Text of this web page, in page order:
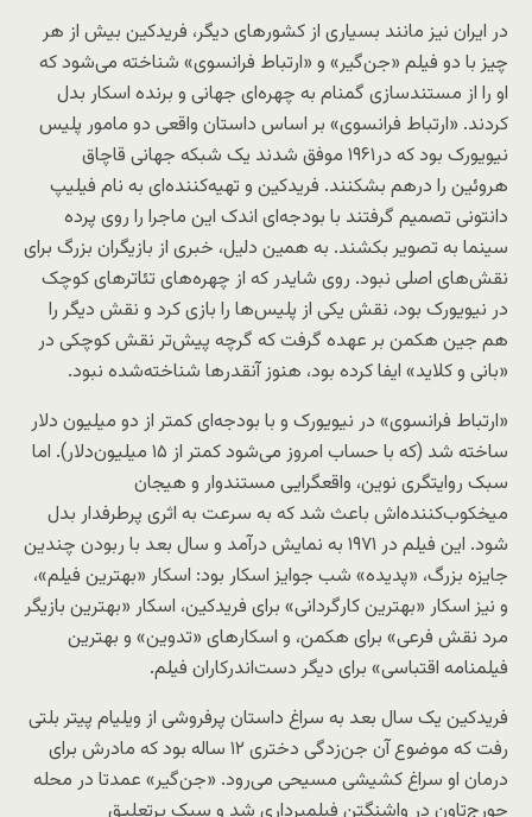
در ایران نیز مانند بسیاری از کشورهای دیگر، فریدکین بیش از هر
چیز با دو فیلم «جن‌گیر» و «ارتباط فرانسوی» شناخته می‌شود که
او را از مستندسازی گمنام به چهره‌ای جهانی و برنده اسکار بدل
کردند. «ارتباط فرانسوی» بر اساس داستان واقعی دو مامور پلیس
نیویورک بود که در۱۹۶۱ موفق شدند یک شبکه جهانی قاچاق
هروئین را درهم بشکنند. فریدکین و تهیه‌کننده‌‌ای به نام فیلیپ
دانتونی تصمیم گرفتند با بودجه‌ای اندک این ماجرا را روی پرده
سینما به تصویر بکشند. به همین دلیل، خبری از بازیگران بزرگ برای
نقش‌های اصلی نبود. روی شایدر که از چهره‌های تئاترهای کوچک
در نیویورک بود، نقش یکی از پلیس‌ها را بازی کرد و نقش دیگر را
هم جین هکمن بر عهده گرفت که گرچه پیش‌تر نقش کوچکی در
«بانی و کلاید» ایفا کرده بود، هنوز آنقدرها شناخته‌شده نبود.
«ارتباط فرانسوی» در نیویورک و با بودجه‌ای کمتر از دو میلیون دلار
ساخته شد (که با حساب امروز می‌شود کمتر از ۱۵ میلیون‌دلار). اما
سبک روایتگری نوین، واقعگرایی مستندوار و هیجان
میخکوب‌‌کننده‌اش باعث شد که به سرعت به اثری پرطرفدار بدل
شود. این فیلم در ۱۹۷۱ به نمایش درآمد و سال بعد با ربودن چندین
جایزه بزرگ، «پدیده» شب جوایز اسکار بود: اسکار «بهترین فیلم»،
و نیز اسکار «بهترین کارگردانی» برای فریدکین، اسکار «بهترین بازیگر
مرد نقش فرعی» برای هکمن، و اسکارهای «تدوین» و بهترین
فیلمنامه‌ اقتباسی» برای دیگر دست‌اندرکاران فیلم.
فریدکین یک سال بعد به سراغ داستان پرفروشی از ویلیام پیتر بلتی
رفت که موضوع آن جن‌زدگی دختری ۱۲ ساله بود که مادرش برای
درمان او سراغ کشیشی مسیحی می‌رود. «جن‌گیر» عمدتا در محله